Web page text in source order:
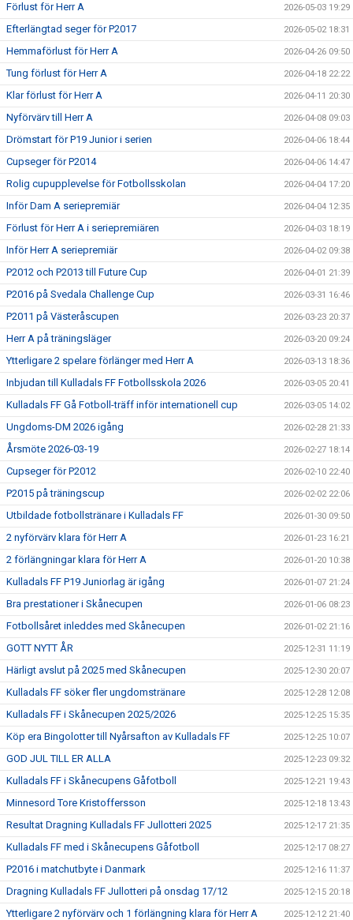
Förlust för Herr A 2026-05-03 19:29
Efterlängtad seger för P2017 2026-05-02 18:31
Hemmaförlust för Herr A 2026-04-26 09:50
Tung förlust för Herr A 2026-04-18 22:22
Klar förlust för Herr A 2026-04-11 20:30
Nyförvärv till Herr A 2026-04-08 09:03
Drömstart för P19 Junior i serien 2026-04-06 18:44
Cupseger för P2014 2026-04-06 14:47
Rolig cupupplevelse för Fotbollsskolan 2026-04-04 17:20
Inför Dam A seriepremiär 2026-04-04 12:35
Förlust för Herr A i seriepremiären 2026-04-03 18:19
Inför Herr A seriepremiär 2026-04-02 09:38
P2012 och P2013 till Future Cup 2026-04-01 21:39
P2016 på Svedala Challenge Cup 2026-03-31 16:46
P2011 på Västeråscupen 2026-03-23 20:37
Herr A på träningsläger 2026-03-20 09:24
Ytterligare 2 spelare förlänger med Herr A 2026-03-13 18:36
Inbjudan till Kulladals FF Fotbollsskola 2026 2026-03-05 20:41
Kulladals FF Gå Fotboll-träff inför internationell cup 2026-03-05 14:02
Ungdoms-DM 2026 igång 2026-02-28 21:33
Årsmöte 2026-03-19 2026-02-27 18:14
Cupseger för P2012 2026-02-10 22:40
P2015 på träningscup 2026-02-02 22:06
Utbildade fotbollstränare i Kulladals FF 2026-01-30 09:50
2 nyförvärv klara för Herr A 2026-01-23 16:21
2 förlängningar klara för Herr A 2026-01-20 10:38
Kulladals FF P19 Juniorlag är igång 2026-01-07 21:24
Bra prestationer i Skånecupen 2026-01-06 08:23
Fotbollsåret inleddes med Skånecupen 2026-01-02 21:16
GOTT NYTT ÅR 2025-12-31 11:19
Härligt avslut på 2025 med Skånecupen 2025-12-30 20:07
Kulladals FF söker fler ungdomstränare 2025-12-28 12:08
Kulladals FF i Skånecupen 2025/2026 2025-12-25 15:35
Köp era Bingolotter till Nyårsafton av Kulladals FF 2025-12-25 10:07
GOD JUL TILL ER ALLA 2025-12-23 09:32
Kulladals FF i Skånecupens Gåfotboll 2025-12-21 19:43
Minnesord Tore Kristoffersson 2025-12-18 13:43
Resultat Dragning Kulladals FF Jullotteri 2025 2025-12-17 21:35
Kulladals FF med i Skånecupens Gåfotboll 2025-12-17 08:27
P2016 i matchutbyte i Danmark 2025-12-16 11:37
Dragning Kulladals FF Jullotteri på onsdag 17/12 2025-12-15 20:18
Ytterligare 2 nyförvärv och 1 förlängning klara för Herr A 2025-12-12 21:40